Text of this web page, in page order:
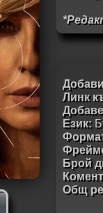
Линк
Език:
Брой
Общ